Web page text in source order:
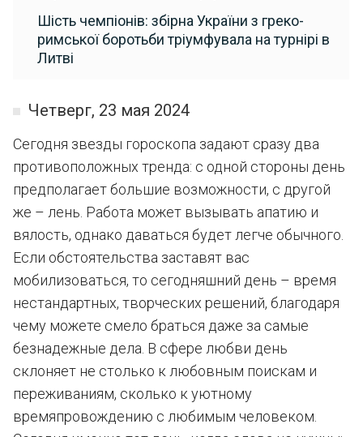
Шість чемпіонів: збірна України з греко-
римської боротьби тріумфувала на турнірі в
Литві
Четверг, 23 мая 2024
Сегодня звезды гороскопа задают сразу два
противоположных тренда: с одной стороны день
предполагает большие возможности, с другой
же – лень. Работа может вызывать апатию и
вялость, однако даваться будет легче обычного.
Если обстоятельства заставят вас
мобилизоваться, то сегодняшний день – время
нестандартных, творческих решений, благодаря
чему можете смело браться даже за самые
безнадежные дела. В сфере любви день
склоняет не столько к любовным поискам и
переживаниям, сколько к уютному
времяпровождению с любимым человеком.